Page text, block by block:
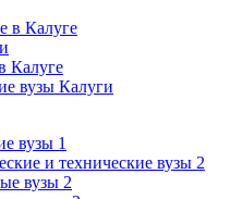
в Калуге
Калуге
вузы Калуги
вузы 1
и технические вузы 2
вузы 2